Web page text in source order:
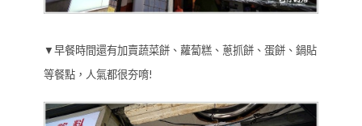
▼早餐時間還有加賣蔬菜餅、蘿蔔糕、蔥抓餅、蛋餅、鍋貼
等餐點，人氣都很夯唷!